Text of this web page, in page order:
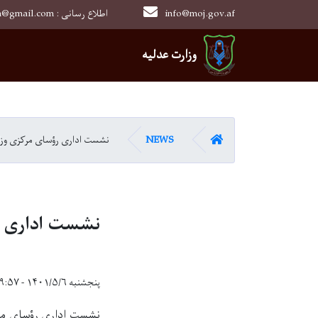
وزارت عدلیه
info@moj.gov.af 0202526849 : moj.afghanistan@gmail.com : اطلاع رسانی
Main navigation
HOME
NEWS نشست اداری رؤسای مرکزی
نشست اداری
پنجشنبه ۱۴۰۱/۵/۶ - ۹:۵۷